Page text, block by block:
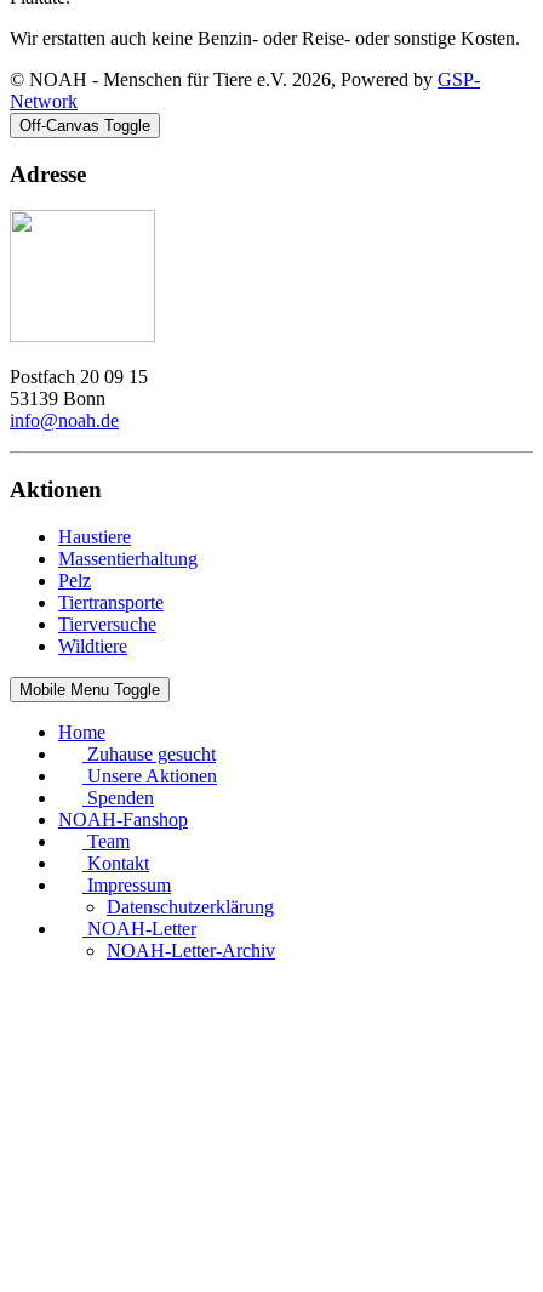
Wir erstatten auch keine Benzin- oder Reise- oder sonstige Kosten.
© NOAH - Menschen für Tiere e.V. 2026, Powered by GSP-
Network
Off-Canvas Toggle
Adresse
Postfach 20 09 15
53139 Bonn
info@noah.de
Aktionen
Haustiere
Massentierhaltung
Pelz
Tiertransporte
Tierversuche
Wildtiere
Mobile Menu Toggle
Home
Zuhause gesucht
Unsere Aktionen
Spenden
NOAH-Fanshop
Team
Kontakt
Impressum
Datenschutzerklärung
NOAH-Letter
NOAH-Letter-Archiv